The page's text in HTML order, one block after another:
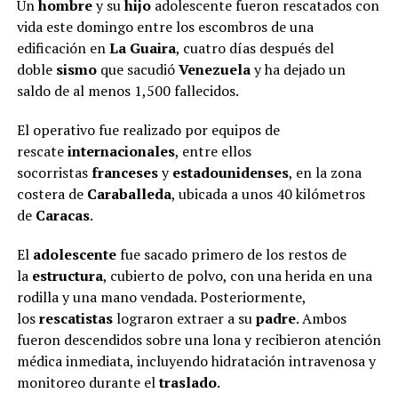
Unhombrey suhijoadolescente fueron rescatados con
vida este domingo entre los escombros de una
edificación enLa Guaira, cuatro días después del
doble sismoque sacudióVenezuelay ha dejado un
saldo de al menos 1,500 fallecidos.
El operativo fue realizado por equipos de
rescateinternacionales, entre ellos
socorristasfrancesesyestadounidenses, en la zona
costera de Caraballeda, ubicada a unos 40 kilómetros
de Caracas.
El adolescentefue sacado primero de los restos de
la estructura, cubierto de polvo, con una herida en una
rodilla y una mano vendada. Posteriormente,
losrescatistaslograron extraer a supadre. Ambos
fueron descendidos sobre una lona y recibieron atención
médica inmediata, incluyendo hidratación intravenosa y
monitoreo durante eltraslado.